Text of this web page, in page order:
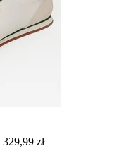
329,99 zł